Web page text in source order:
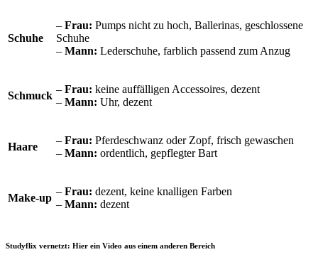
Schuhe
– Frau: Pumps nicht zu hoch, Ballerinas, geschlossene
Schuhe
– Mann: Lederschuhe, farblich passend zum Anzug
Schmuck
– Frau: keine auffälligen Accessoires, dezent
– Mann: Uhr, dezent
Haare
– Frau: Pferdeschwanz oder Zopf, frisch gewaschen
– Mann: ordentlich, gepflegter Bart
Make-up
– Frau: dezent, keine knalligen Farben
– Mann: dezent
Studyflix vernetzt: Hier ein Video aus einem anderen Bereich